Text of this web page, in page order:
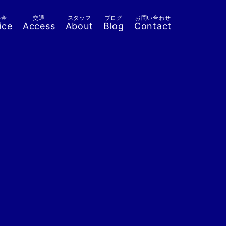
交通
Access
スタッフ
About
ブログ
Blog
お問い合わせ
Contact